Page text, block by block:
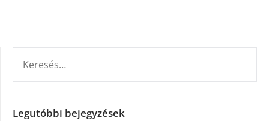
Legutóbbi bejegyzések